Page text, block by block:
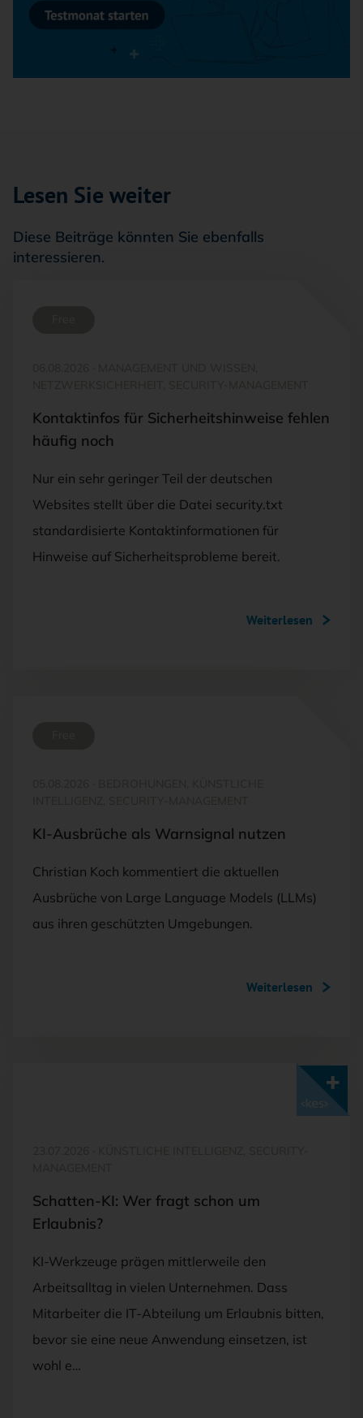
Lesen Sie weiter
Diese Beiträge könnten Sie ebenfalls
interessieren.
Kontaktinfos für Sicherheitshinweise fehlen
häufig noch
Nur ein sehr geringer Teil der deutschen
Websites stellt über die Datei security.txt
standardisierte Kontaktinformationen für
Hinweise auf Sicherheitsprobleme bereit.
Weiterlesen
KI-Ausbrüche als Warnsignal nutzen
Christian Koch kommentiert die aktuellen
Ausbrüche von Large Language Models (LLMs)
aus ihren geschützten Umgebungen.
Weiterlesen
Schatten-KI: Wer fragt schon um
Erlaubnis?
KI-Werkzeuge prägen mittlerweile den
Arbeitsalltag in vielen Unternehmen. Dass
Mitarbeiter die IT-Abteilung um Erlaubnis bitten,
bevor sie eine neue Anwendung einsetzen, ist
wohl e…